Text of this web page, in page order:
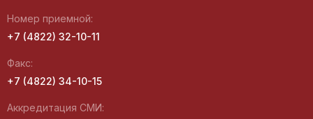
Номер приемной:
+7 (4822) 32-10-11
Факс:
+7 (4822) 34-10-15
Аккредитация СМИ: